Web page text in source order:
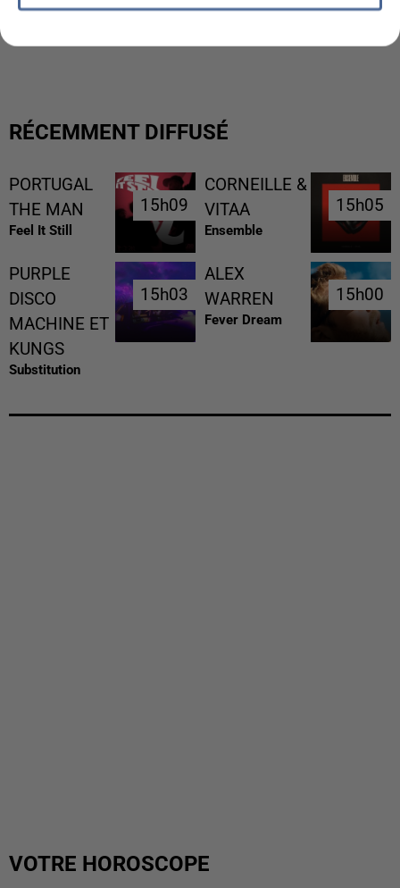
Envoyer la candidature
RÉCEMMENT DIFFUSÉ
PORTUGAL
THE MAN
Feel It Still
15h09
15h09
CORNEILLE &
VITAA
Ensemble
15h05
15h05
PURPLE
DISCO
MACHINE ET
KUNGS
Substitution
15h03
15h03
ALEX
WARREN
Fever Dream
15h00
15h00
VOTRE HOROSCOPE